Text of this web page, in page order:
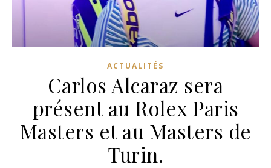
ACTUALITÉS
Carlos Alcaraz sera
présent au Rolex Paris
Masters et au Masters de
Turin.